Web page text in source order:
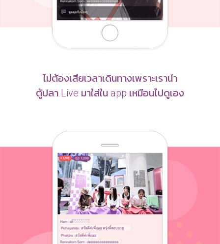
ไม่ต้องเสียเวลาเดินทางเพราะเรานำ
ตู้ปลา Live มาใส่ใน app เหมือนไปดูเอง